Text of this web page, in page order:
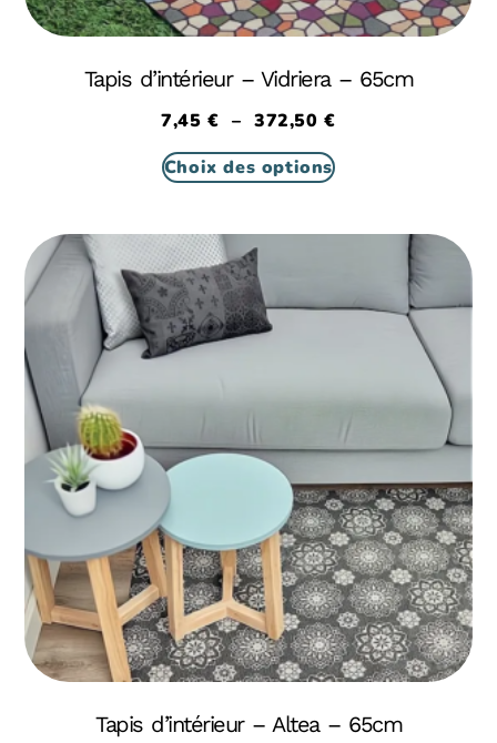
Tapis d’intérieur – Vidriera – 65cm
7,45€ – 372,50€
Choix des options
Tapis d’intérieur – Altea – 65cm